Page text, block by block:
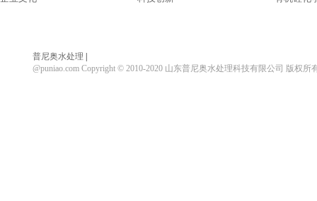
普尼奥水处理
@puniao.com Copyright © 2010-2020 山东普尼奥水处理科技有限公司 版权